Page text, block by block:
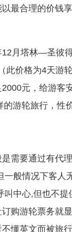
最合理的价钱
12月塔林—圣
此价格为4天游
元，给游客
游轮旅行，性
需要通过有代
般情况下客人
中心,但也不
购游轮票务就
懂英文而被旅